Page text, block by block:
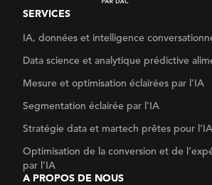
SERVICES
IA, données et intelligence
Data science et analytique prédictive
Mesure et optimisation éclairées par l’IA
Segmentation éclairée par l’IA
Stratégie data et martech prêtes pour l’IA
Optimisation de la conversion et de
par l’IA
A PROPOS DE NOUS